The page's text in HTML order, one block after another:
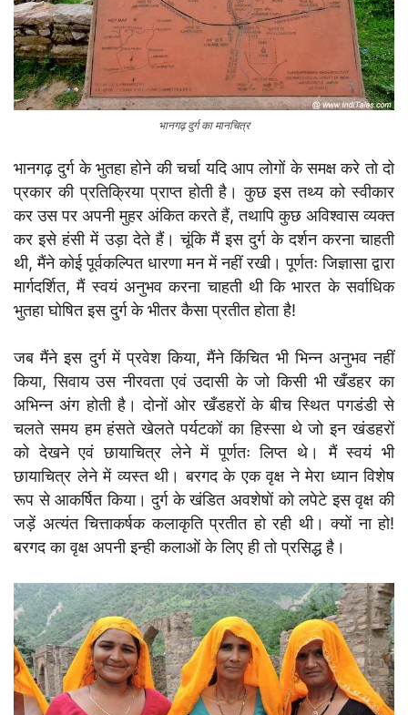
भानगढ़ दुर्ग का मानचित्र
भानगढ़ दुर्ग के भुतहा होने की चर्चा यदि आप लोगों के समक्ष करे तो दो
प्रकार की प्रतिक्रिया प्राप्त होती है। कुछ इस तथ्य को स्वीकार
कर उस पर अपनी मुहर अंकित करते हैं, तथापि कुछ अविश्वास व्यक्त
कर इसे हंसी में उड़ा देते हैं। चूंकि मैं इस दुर्ग के दर्शन करना चाहती
थी, मैंने कोई पूर्वकल्पित धारणा मन में नहीं रखी। पूर्णतः जिज्ञासा द्वारा
मार्गदर्शित, मैं स्वयं अनुभव करना चाहती थी कि भारत के सर्वाधिक
भुतहा घोषित इस दुर्ग के भीतर कैसा प्रतीत होता है!
जब मैंने इस दुर्ग में प्रवेश किया, मैंने किंचित भी भिन्न अनुभव नहीं
किया, सिवाय उस नीरवता एवं उदासी के जो किसी भी खँडहर का
अभिन्न अंग होती है। दोनों ओर खँडहरों के बीच स्थित पगडंडी से
चलते समय हम हंसते खेलते पर्यटकों का हिस्सा थे जो इन खंडहरों
को देखने एवं छायाचित्र लेने में पूर्णतः लिप्त थे। मैं स्वयं भी
छायाचित्र लेने में व्यस्त थी। बरगद के एक वृक्ष ने मेरा ध्यान विशेष
रूप से आकर्षित किया। दुर्ग के खंडित अवशेषों को लपेटे इस वृक्ष की
जड़ें अत्यंत चित्ताकर्षक कलाकृति प्रतीत हो रही थी। क्यों ना हो!
बरगद का वृक्ष अपनी इन्ही कलाओं के लिए ही तो प्रसिद्ध है।